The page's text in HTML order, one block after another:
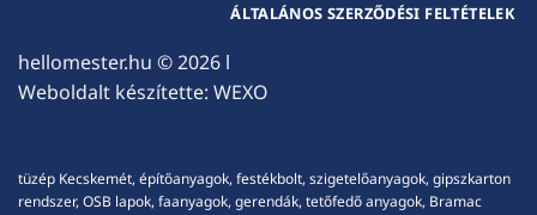
hellomester.hu © 2026 l
Weboldalt készítette: WEXO
ÁLTALÁNOS SZERZŐDÉSI FELTÉTELEK
tüzép Kecskemét, építőanyagok, festékbolt, szigetelőanyagok, gipszkarton
rendszer, OSB lapok, faanyagok, gerendák, tetőfedő anyagok, Bramac